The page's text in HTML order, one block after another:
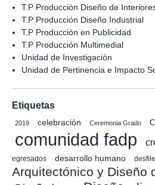
T.P Producción Diseño de
T.P Producción Diseño Industrial
T.P Producción en Publicidad
T.P Producción Multimedial
Unidad de Investigación
Unidad de Pertinencia e Impacto
Etiquetas
2019 celebración Ceremonia Grado
comunidad fadp
egresados
desarrollo humano
Arquitectónico y Diseño